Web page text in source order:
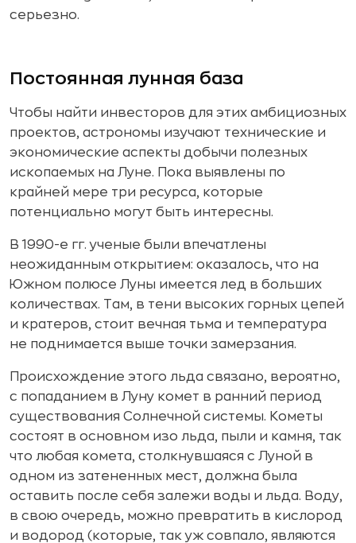
серьезно.
Постоянная лунная база
Чтобы найти инвесторов для этих амбициозных
проектов, астрономы изучают технические и
экономические аспекты добычи полезных
ископаемых на Луне. Пока выявлены по
крайней мере три ресурса, которые
потенциально могут быть интересны.
В 1990-е гг. ученые были впечатлены
неожиданным открытием: оказалось, что на
Южном полюсе Луны имеется лед в больших
количествах. Там, в тени высоких горных цепей
и кратеров, стоит вечная тьма и температура
не поднимается выше точки замерзания.
Происхождение этого льда связано, вероятно,
с попаданием в Луну комет в ранний период
существования Солнечной системы. Кометы
состоят в основном изо льда, пыли и камня, так
что любая комета, столкнувшаяся с Луной в
одном из затененных мест, должна была
оставить после себя залежи воды и льда. Воду,
в свою очередь, можно превратить в кислород
и водород (которые, так уж совпало, являются